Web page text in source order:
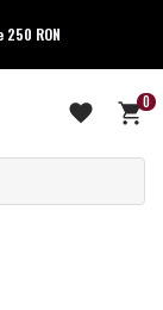
RON
0